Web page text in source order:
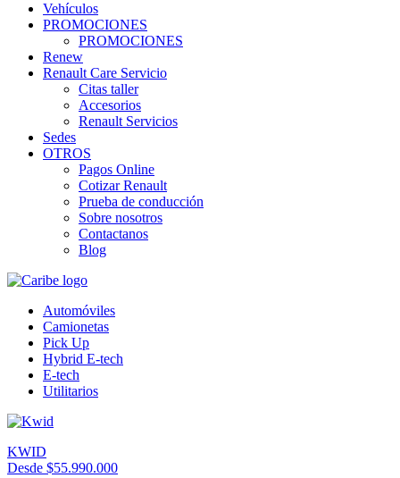
Vehículos
PROMOCIONES
PROMOCIONES
Renew
Renault Care Servicio
Citas taller
Accesorios
Renault Servicios
Sedes
OTROS
Pagos Online
Cotizar Renault
Prueba de conducción
Sobre nosotros
Contactanos
Blog
Automóviles
Camionetas
Pick Up
Hybrid E-tech
E-tech
Utilitarios
KWID
Desde $55.990.000